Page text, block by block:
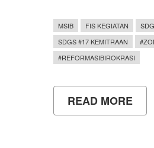
MSIB FIS KEGIATAN
SDGS #17 KEMITRAAN
#REFORMASIBIROKRASI
READ MORE
TIM